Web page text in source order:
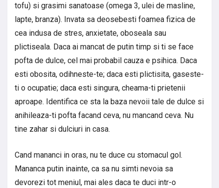
tofu) si grasimi sanatoase (omega 3, ulei de masline,
lapte, branza). Invata sa deosebesti foamea fizica de
cea indusa de stres, anxietate, oboseala sau
plictiseala. Daca ai mancat de putin timp si ti se face
pofta de dulce, cel mai probabil cauza e psihica. Daca
esti obosita, odihneste-te; daca esti plictisita, gaseste-
ti o ocupatie; daca esti singura, cheama-ti prietenii
aproape. Identifica ce sta la baza nevoii tale de dulce si
anihileaza-ti pofta facand ceva, nu mancand ceva. Nu
tine zahar si dulciuri in casa.
Cand mananci in oras, nu te duce cu stomacul gol.
Mananca putin inainte, ca sa nu simti nevoia sa
devorezi tot meniul, mai ales daca te duci intr-o